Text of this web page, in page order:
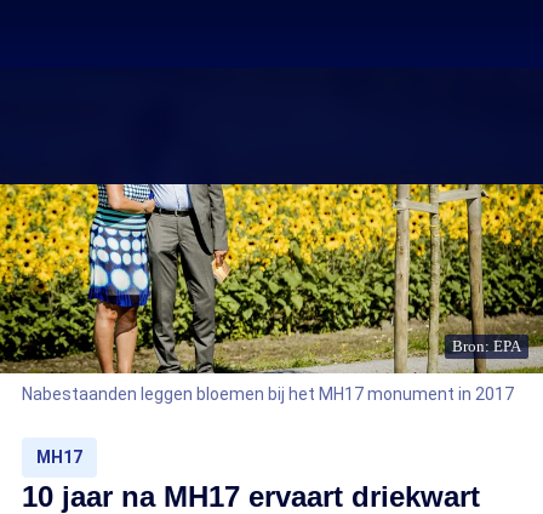
Bron: EPA
Nabestaanden leggen bloemen bij het MH17 monument in 2017
MH17
10 jaar na MH17 ervaart driekwart